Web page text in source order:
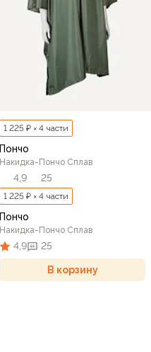
1 225 ₽ × 4 части
Пончо
Накидка-Пончо Сплав
4,9 25
1 225 ₽ × 4 части
Пончо
Накидка-Пончо Сплав
4,9 25
В корзину